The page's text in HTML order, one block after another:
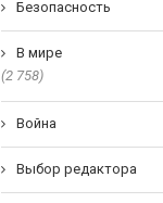
Безопасность
В мире
(2 758)
Война
Выбор редактора